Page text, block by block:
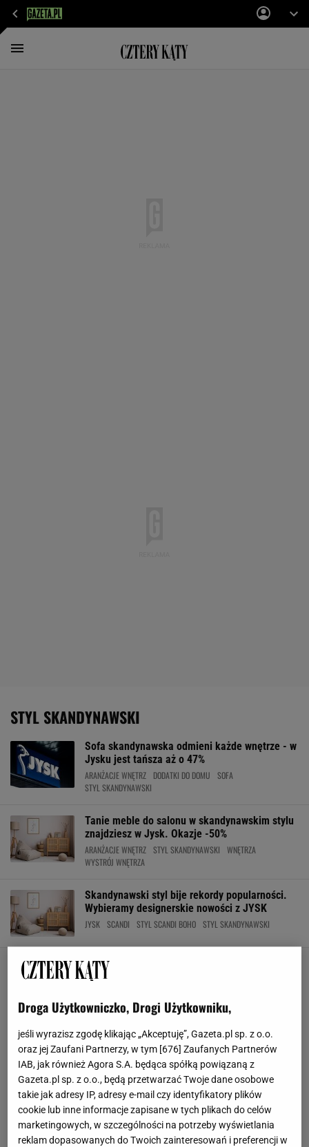
STYL SKANDYNAWSKI
Sofa skandynawska odmieni każde wnętrze - w
Jysku jest tańsza aż o 47%
ARANŻACJE WNĘTRZ DODATKI DO DOMU
SOFA
STYL SKANDYNAWSKI
Tanie meble do salonu w skandynawskim stylu
znajdziesz w Jysk. Okazje -50%
ARANŻACJE WNĘTRZ STYL SKANDYNAWSKI
WNĘTRZA
WYSTRÓJ WNĘTRZA
Skandynawski styl bije rekordy popularności.
Wybieramy designerskie nowości z JYSK
JYSK SCANDI STYL SCANDI BOHO STYL SKANDYNAWSKI
Droga Użytkowniczko, Drogi Użytkowniku,
jeśli wyrazisz zgodę klikając „Akceptuję”, Gazeta.pl sp. z o.o.
oraz jej Zaufani Partnerzy, w tym [ 676 ] Zaufanych Partnerów
IAB, jak również Agora S.A. będąca spółką powiązaną z
Gazeta.pl sp. z o.o., będą przetwarzać Twoje dane osobowe
takie jak adresy IP, adresy e-mail czy identyfikatory plików
cookie lub inne informacje zapisane w tych plikach do celów
marketingowych, w szczególności na potrzeby wyświetlania
reklam dopasowanych do Twoich zainteresowań i preferencji w